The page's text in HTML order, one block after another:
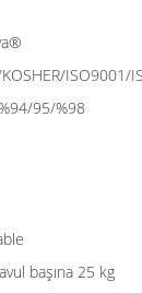
KOSHER/ISO9001/
95/%98
başına 25 kg